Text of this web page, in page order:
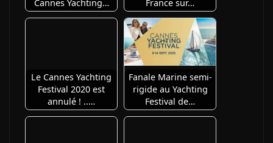
Cannes Yachting…
France sur…
Le Cannes Yachting
Festival 2020 est
annulé ! ..…
Fanale Marine semi-
rigide au Yachting
Festival de…